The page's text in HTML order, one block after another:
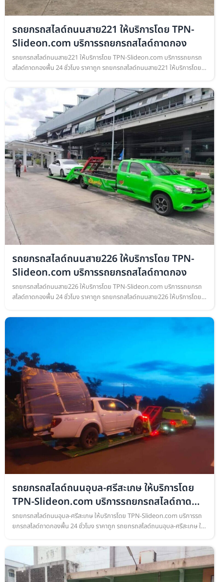
รถยกรถสไลด์ถนนสาย221 ให้บริการโดย TPN-
Slideon.com บริการรถยกรถสไลด์ถาดกอง
รถยกรถสไลด์ถนนสาย221 ให้บริการโดย TPN-Slideon.com บริการรถยกรถ
สไลด์ถาดกองพื้น 24 ชั่วโมง ราคาถูก รถยกรถสไลด์ถนนสาย221 ให้บริการโดย
ชนิด…
รถยกรถสไลด์ถนนสาย226 ให้บริการโดย TPN-
Slideon.com บริการรถยกรถสไลด์ถาดกอง
รถยกรถสไลด์ถนนสาย226 ให้บริการโดย TPN-Slideon.com บริการรถยกรถ
สไลด์ถาดกองพื้น 24 ชั่วโมง ราคาถูก รถยกรถสไลด์ถนนสาย226 ให้บริการโดย
ชนิด…
รถยกรถสไลด์ถนนอุบล-ศรีสะเกษ ให้บริการโดย
TPN-Slideon.com บริการรถยกรถสไลด์ถาด
กอง
รถยกรถสไลด์ถนนอุบล-ศรีสะเกษ ให้บริการโดย TPN-Slideon.com บริการรถ
ยกรถสไลด์ถาดกองพื้น 24 ชั่วโมง ราคาถูก รถยกรถสไลด์ถนนอุบล-ศรีสะเกษ ให้